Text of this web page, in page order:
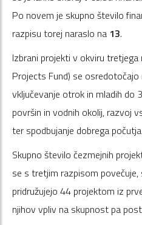
Po novem je skupno število
razpisu torej naraslo na 13.
Izbrani projekti v okviru tretjega
Projects Fund) se osredotočajo
vključevanje otrok in mladih do
površin in vodnih okolij, razvoj
ter spodbujanje dobrega
Skupno število čezmejnih
se s tretjim razpisom povečuje,
pridružujejo 44 projektom iz
njihov vpliv na skupnost pa